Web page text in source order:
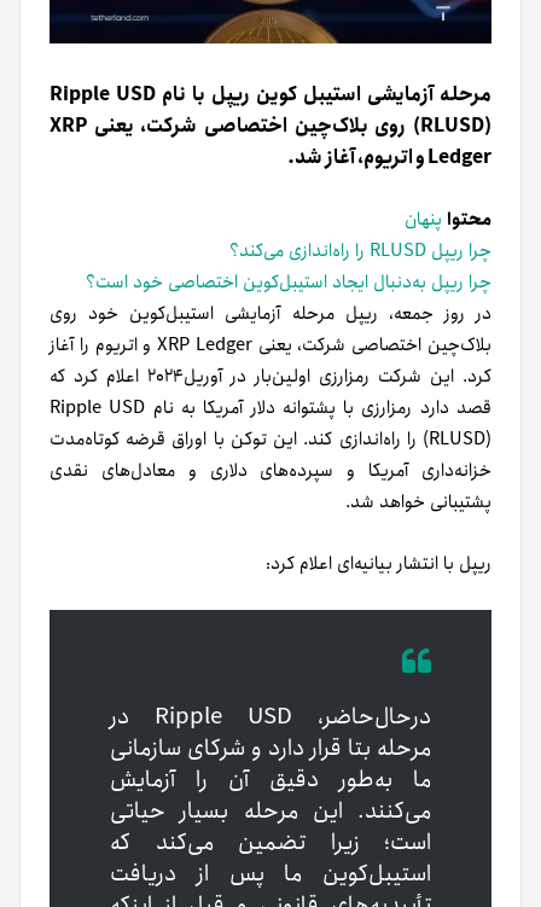
مرحله آزمایشی استیبل کوین ریپل با نام Ripple USD
(RLUSD) روی بلاک‌چین اختصاصی شرکت، یعنی XRP
Ledger و اتریوم، آغاز شد.
محتوا پنهان
چرا ریپل RLUSD را راه‌اندازی می‌کند؟
چرا ریپل به‌دنبال ایجاد استیبل‌کوین اختصاصی خود است؟
در روز جمعه، ریپل مرحله آزمایشی استیبل‌کوین خود روی
بلاک‌چین اختصاصی شرکت، یعنی XRP Ledger و اتریوم را آغاز
کرد. این شرکت رمزارزی اولین‌بار در آوریل‌۲۰۲۴ اعلام کرد که
قصد دارد رمزارزی با پشتوانه دلار آمریکا به نام Ripple USD
(RLUSD) را راه‌اندازی کند. این توکن با اوراق قرضه کوتاه‌مدت
خزانه‌داری آمریکا و سپرده‌های دلاری و معادل‌های نقدی
پشتیبانی خواهد شد.
ریپل با انتشار بیانیه‌ای اعلام کرد:
در‌حال‌حاضر، Ripple USD در
مرحله بتا قرار دارد و شرکای سازمانی
ما به‌طور دقیق آن را آزمایش
می‌کنند. این مرحله بسیار حیاتی
است؛ زیرا تضمین می‌کند که
استیبل‌کوین ما پس از دریافت